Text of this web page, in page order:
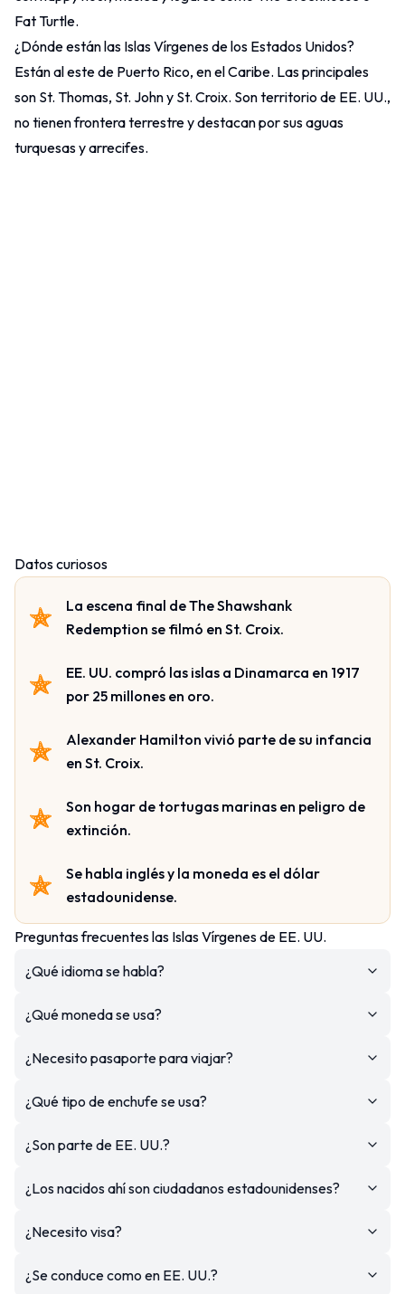
Fat Turtle.
¿Dónde están las Islas Vírgenes de los Estados Unidos?
Están al este de Puerto Rico, en el Caribe. Las principales
son St. Thomas, St. John y St. Croix. Son territorio de EE. UU.,
no tienen frontera terrestre y destacan por sus aguas
turquesas y arrecifes.
Datos curiosos
La escena final de The Shawshank
Redemption se filmó en St. Croix.
EE. UU. compró las islas a Dinamarca en 1917
por 25 millones en oro.
Alexander Hamilton vivió parte de su infancia
en St. Croix.
Son hogar de tortugas marinas en peligro de
extinción.
Se habla inglés y la moneda es el dólar
estadounidense.
Preguntas frecuentes las Islas Vírgenes de EE. UU.
¿Qué idioma se habla?
¿Qué moneda se usa?
¿Necesito pasaporte para viajar?
¿Qué tipo de enchufe se usa?
¿Son parte de EE. UU.?
¿Los nacidos ahí son ciudadanos estadounidenses?
¿Necesito visa?
¿Se conduce como en EE. UU.?